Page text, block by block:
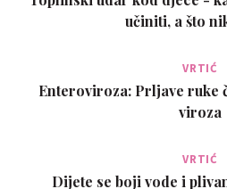
učiniti, a što
VRTIĆ
Enteroviroza: Prljave ruke
viroza
VRTIĆ
Dijete se boji vode i